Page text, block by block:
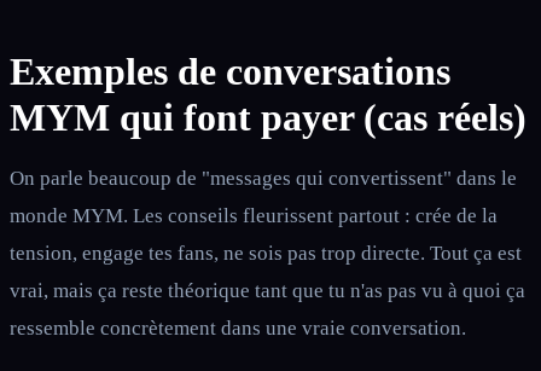
Exemples de conversations
MYM qui font payer (cas réels)
On parle beaucoup de "messages qui convertissent" dans le
monde MYM. Les conseils fleurissent partout : crée de la
tension, engage tes fans, ne sois pas trop directe. Tout ça est
vrai, mais ça reste théorique tant que tu n'as pas vu à quoi ça
ressemble concrètement dans une vraie conversation.